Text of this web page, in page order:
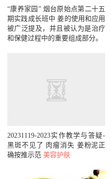
“康养家园” 烟台原始点第二十五
期实践成长班中 姜的使用和应用
被广泛提及，并且被认为是治疗
和保健过程中的重要组成部分。
20231119-2023实作教学与答疑-
黑斑不见了 肉瘤消失 姜粉泥正
确按推示范 美容护肤